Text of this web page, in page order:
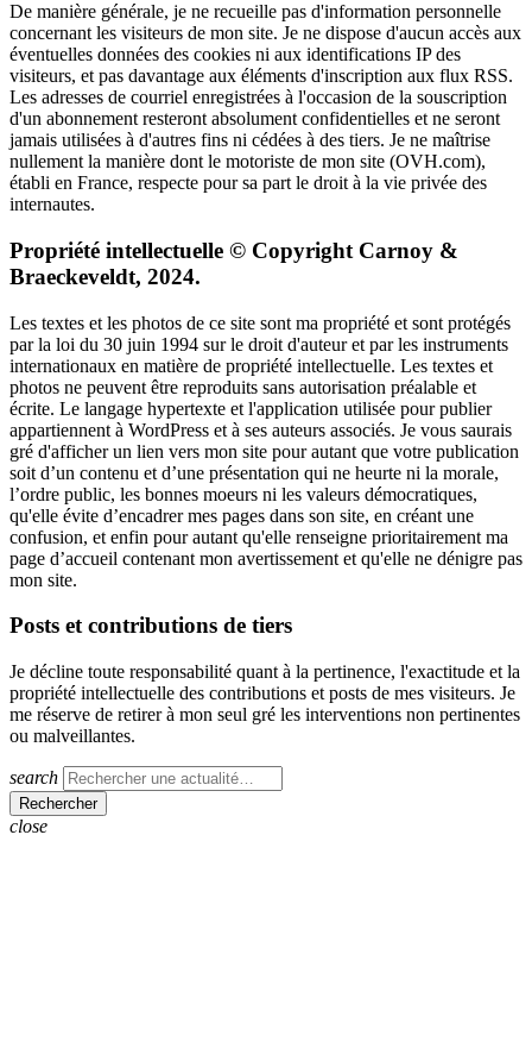
De manière générale, je ne recueille pas d'information personnelle
concernant les visiteurs de mon site. Je ne dispose d'aucun accès aux
éventuelles données des cookies ni aux identifications IP des
visiteurs, et pas davantage aux éléments d'inscription aux flux RSS.
Les adresses de courriel enregistrées à l'occasion de la souscription
d'un abonnement resteront absolument confidentielles et ne seront
jamais utilisées à d'autres fins ni cédées à des tiers. Je ne maîtrise
nullement la manière dont le motoriste de mon site (OVH.com),
établi en France, respecte pour sa part le droit à la vie privée des
internautes.
Propriété intellectuelle © Copyright Carnoy &
Braeckeveldt, 2024.
Les textes et les photos de ce site sont ma propriété et sont protégés
par la loi du 30 juin 1994 sur le droit d'auteur et par les instruments
internationaux en matière de propriété intellectuelle. Les textes et
photos ne peuvent être reproduits sans autorisation préalable et
écrite. Le langage hypertexte et l'application utilisée pour publier
appartiennent à WordPress et à ses auteurs associés. Je vous saurais
gré d'afficher un lien vers mon site pour autant que votre publication
soit d’un contenu et d’une présentation qui ne heurte ni la morale,
l’ordre public, les bonnes moeurs ni les valeurs démocratiques,
qu'elle évite d’encadrer mes pages dans son site, en créant une
confusion, et enfin pour autant qu'elle renseigne prioritairement ma
page d’accueil contenant mon avertissement et qu'elle ne dénigre pas
mon site.
Posts et contributions de tiers
Je décline toute responsabilité quant à la pertinence, l'exactitude et la
propriété intellectuelle des contributions et posts de mes visiteurs. Je
me réserve de retirer à mon seul gré les interventions non pertinentes
ou malveillantes.
search
close